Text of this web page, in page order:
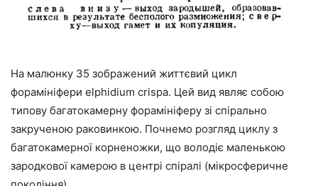
На малюнку 35 зображений життєвий цикл
форамініфери elphidium crispa. Цей вид являє собою
типову багатокамерну форамініферу зі спірально
закрученою раковинкою. Почнемо розгляд циклу з
багатокамерної корненожки, що володіє маленькою
зародкової камерою в центрі спіралі (мікросферичне